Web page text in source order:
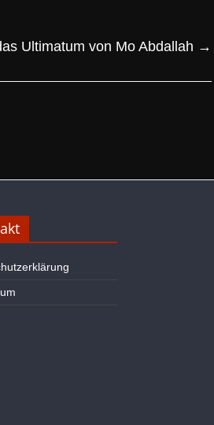
Ultimatum von Mo Abdallah →